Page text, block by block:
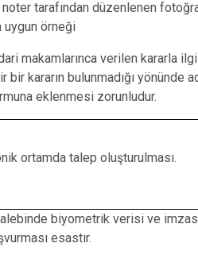
noter tarafından düzenlenen
uygun örneği
makamlarınca verilen kararla
kararın bulunmadığı yönünde
eklenmesi zorunludur.
ortamda talep oluşturulması.
biyometrik verisi ve
esastır.